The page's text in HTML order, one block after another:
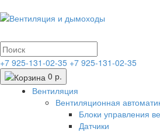
+7 925-131-02-35 +7 925-131-02-35
0 р.
Вентиляция
Вентиляционная
Блоки управления
Датчики